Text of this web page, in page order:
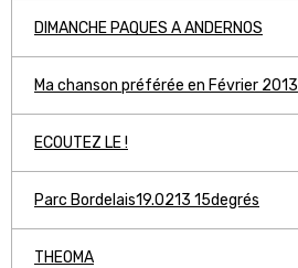
DIMANCHE PAQUES A ANDERNOS
Ma chanson préférée en Février 2013
ECOUTEZ LE !
Parc Bordelais19.0213 15degrés
THEOMA